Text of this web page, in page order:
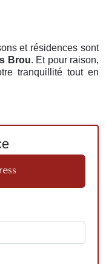
et résidences sont
Brou. Et pour raison,
tranquillité tout en